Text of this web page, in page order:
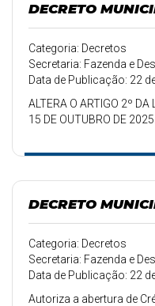
DECRETO
Categoria: Decretos
Secretaria: Fazenda e
Data de Publicação: 22
ALTERA O ARTIGO 2º
15 DE OUTUBRO DE 2025.
DECRETO
Categoria: Decretos
Secretaria: Fazenda e
Data de Publicação: 22
Autoriza a abertura de